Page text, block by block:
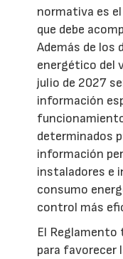
normativa es
que debe
Además de los
energético del
julio de 2027
información
determinados
información
instaladores e
consumo
control más
El Reglamento
para favorecer